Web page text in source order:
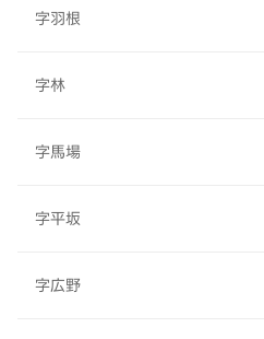
字羽根
字林
字馬場
字平坂
字広野